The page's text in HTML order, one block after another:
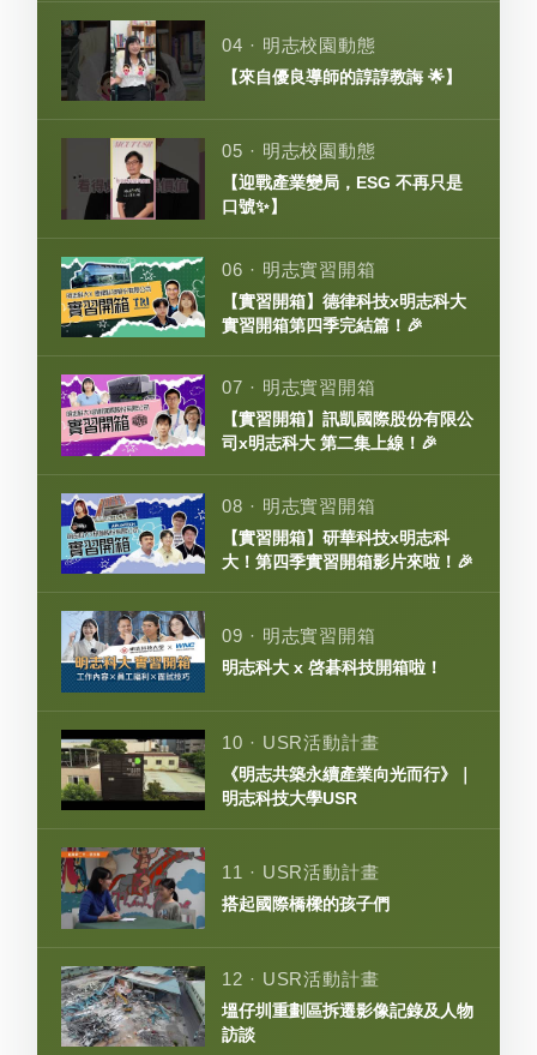
04 · 明志校園動態
【來自優良導師的諄諄教誨 🌟】
05 · 明志校園動態
【迎戰產業變局，ESG 不再只是
口號✨】
06 · 明志實習開箱
【實習開箱】德律科技x明志科大
實習開箱第四季完結篇！🎉
07 · 明志實習開箱
【實習開箱】訊凱國際股份有限公
司x明志科大 第二集上線！🎉
08 · 明志實習開箱
【實習開箱】研華科技x明志科
大！第四季實習開箱影片來啦！🎉
09 · 明志實習開箱
明志科大 x 啓碁科技開箱啦！
10 · USR活動計畫
《明志共築永續產業向光而行》｜
明志科技大學USR
11 · USR活動計畫
搭起國際橋樑的孩子們
12 · USR活動計畫
塭仔圳重劃區拆遷影像記錄及人物
訪談